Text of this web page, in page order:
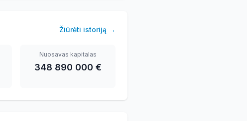
Žiūrėti istoriją →
Nuosavas kapitalas
348 890 000 €